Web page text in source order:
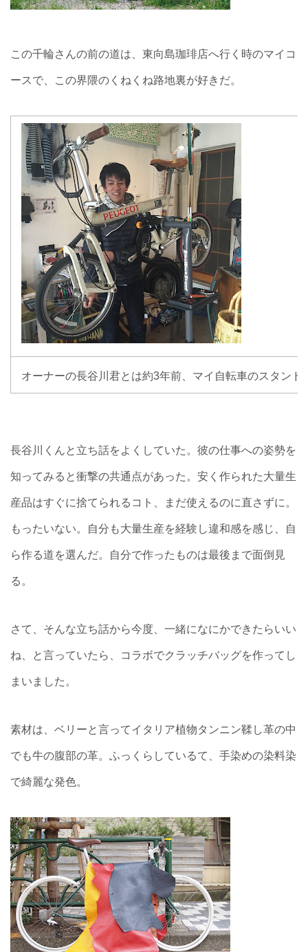
この千輪さんの前の道は、東向島珈琲店へ行く時のマイコ
ースで、この界隈のくねくね路地裏が好きだ。
オーナーの長谷川君とは約3年前、マイ自転車のスタン
長谷川くんと立ち話をよくしていた。彼の仕事への姿勢を
知ってみると衝撃の共通点があった。安く作られた大量生
産品はすぐに捨てられるコト、まだ使えるのに直さずに。
もったいない。自分も大量生産を経験し違和感を感じ、自
ら作る道を選んだ。自分で作ったものは最後まで面倒見
る。
さて、そんな立ち話から今度、一緒になにかできたらいい
ね、と言っていたら、コラボでクラッチバッグを作ってし
まいました。
素材は、ベリーと言ってイタリア植物タンニン鞣し革の中
でも牛の腹部の革。ふっくらしているて、手染めの染料染
で綺麗な発色。